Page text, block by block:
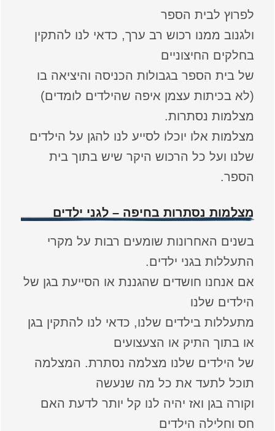
לפרוץ לבית הספר
ולגנוב ממנו רכוש רב ערך, כדאי לנו להתקין
בחלקים החיצוניים
של בית הספר בגבולות הכניסה והיציאה בו
(לא בכיתות עצמן איפה שהילדים לומדים)
מצלמות נסתרות.
מצלמות אלו יוכלו לסייע לנו להגן על הילדים
שלנו ועל כל הרכוש היקר שיש בתוך בית
הספר.
מצלמות נסתרות בחיפה – לגני ילדים
בשנים האחרונות שומעים רבות על מקרי
התעללות בגני ילדים.
אם אנחנו חושדים שהגננת או הסייעת בגן של
הילדים שלנו
מתעללות בילדים שלנו, כדאי לנו להתקין בגן
או בתוך התיק או הצעצועים
של הילדים שלנו מצלמה נסתרת. המצלמה
תוכל לתעד את כל מה שנעשה
וקורה בגן ואז יהיה לנו קל יותר לדעת האם
חס וחלילה הילדים